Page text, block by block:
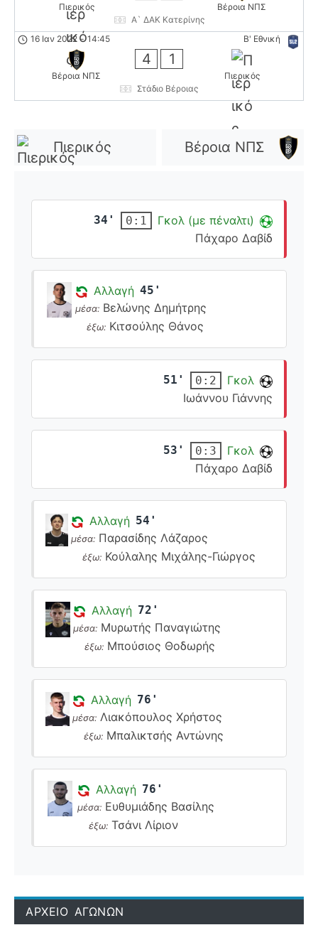
Πιερικός
Βέροια ΝΠΣ
Α` ΔΑΚ Κατερίνης
Β' Εθνική
16 Ιαν 2022 - 14:45
Βέροια ΝΠΣ
4 1
Πιερικός
Στάδιο Βέροιας
Πιερικός Βέροια ΝΠΣ
34' 0:1
Γκολ (με πέναλτι)
Πάχαρο Δαβίδ
Αλλαγή 45'
μέσα: Βελώνης Δημήτρης
έξω: Κιτσούλης Θάνος
51' 0:2
Γκολ
Ιωάννου Γιάννης
53' 0:3
Γκολ
Πάχαρο Δαβίδ
Αλλαγή 54'
μέσα: Παρασίδης Λάζαρος
έξω: Κούλαλης Μιχάλης-Γιώργος
Αλλαγή 72'
μέσα: Μυρωτής Παναγιώτης
έξω: Μπούσιος Θoδωρής
Αλλαγή 76'
μέσα: Λιακόπουλος Χρήστος
έξω: Μπαλικτσής Αντώνης
Αλλαγή 76'
μέσα: Ευθυμιάδης Βασίλης
έξω: Τσάνι Λίριον
ΑΡΧΕΙΟ ΑΓΩΝΩΝ